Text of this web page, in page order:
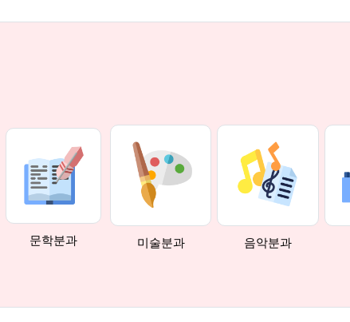
문학분과 미술분과 음악분과